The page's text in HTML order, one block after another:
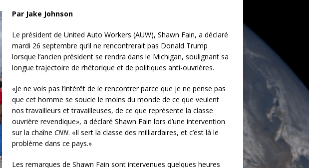
Par Jake Johnson
Le président de United Auto Workers (AUW), Shawn Fain, a déclaré
mardi 26 septembre qu’il ne rencontrerait pas Donald Trump
lorsque l’ancien président se rendra dans le Michigan, soulignant sa
longue trajectoire de rhétorique et de politiques anti-ouvrières.
«Je ne vois pas l’intérêt de le rencontrer parce que je ne pense pas
que cet homme se soucie le moins du monde de ce que veulent
nos travailleurs et travailleuses, de ce que représente la classe
ouvrière revendique», a déclaré Shawn Fain lors d’une intervention
sur la chaîne CNN. «Il sert la classe des milliardaires, et c’est là le
problème dans ce pays.»
Les remarques de Shawn Fain sont intervenues quelques heures